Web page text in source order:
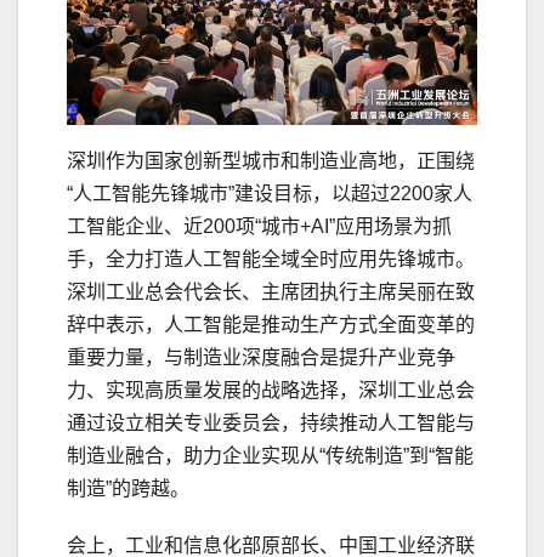
深圳作为国家创新型城市和制造业高地，正围绕
“人工智能先锋城市”建设目标，以超过2200家人
工智能企业、近200项“城市+AI”应用场景为抓
手，全力打造人工智能全域全时应用先锋城市。
深圳工业总会代会长、主席团执行主席吴丽在致
辞中表示，人工智能是推动生产方式全面变革的
重要力量，与制造业深度融合是提升产业竞争
力、实现高质量发展的战略选择，深圳工业总会
通过设立相关专业委员会，持续推动人工智能与
制造业融合，助力企业实现从“传统制造”到“智能
制造”的跨越。
会上，工业和信息化部原部长、中国工业经济联